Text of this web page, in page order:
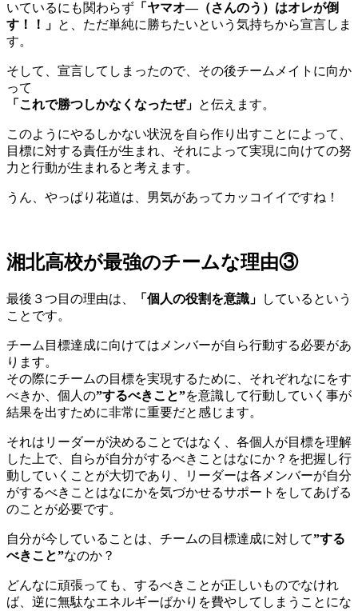
いているにも関わらず 「ヤマオ―（さんのう）はオレが倒
す！！」 と、ただ単純に勝ちたいという気持ちから宣言しま
す。
そして、宣言してしまったので、その後チームメイトに向か
って
「これで勝つしかなくなったぜ」 と伝えます。
このようにやるしかない状況を自ら作り出すことによって、
目標に対する責任が生まれ、それによって実現に向けての努
力と行動が生まれると考えます。
うん、やっぱり花道は、男気があってカッコイイですね！
湘北高校が最強のチームな理由③
最後３つ目の理由は、 「個人の役割を意識」
しているという
ことです。
チーム目標達成に向けてはメンバーが自ら行動する必要があ
ります。
その際にチームの目標を実現するために、それぞれなにをす
べきか、個人の”するべきこと”を意識して行動していく事が
結果を出すために非常に重要だと感じます。
それはリーダーが決めることではなく、各個人が目標を理解
した上で、自らが自分がするべきことはなにか？を把握し行
動していくことが大切であり、リーダーは各メンバーが自分
がするべきことはなにかを気づかせるサポートをしてあげる
のことが必要です。
自分が今していることは、チームの目標達成に対して”する
べきこと”なのか？
どんなに頑張っても、するべきことが正しいものでなけれ
ば、逆に無駄なエネルギーばかりを費やしてしまうことにな